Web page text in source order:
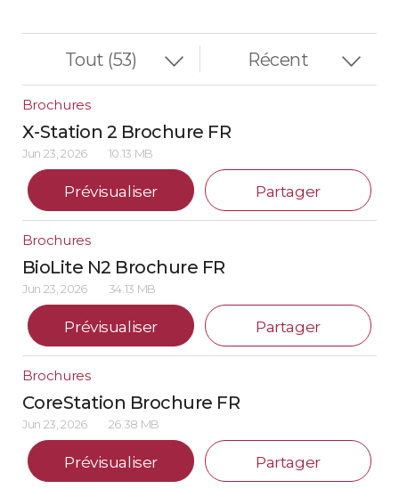
Brochures
X-Station 2 Brochure FR
Jun 23, 2026 10.13 MB
Prévisualiser Partager
Brochures
BioLite N2 Brochure FR
Jun 23, 2026 34.13 MB
Prévisualiser Partager
Brochures
CoreStation Brochure FR
Jun 23, 2026 26.38 MB
Prévisualiser Partager